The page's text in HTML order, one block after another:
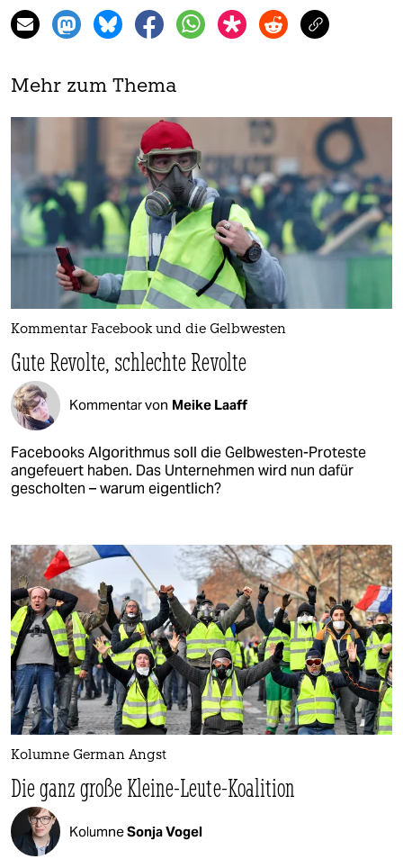
Mehr zum Thema
Kommentar Facebook und die Gelbwesten
Gute Revolte, schlechte Revolte
Kommentar von Meike Laaff
Facebooks Algorithmus soll die Gelbwesten-Proteste
angefeuert haben. Das Unternehmen wird nun dafür
gescholten – warum eigentlich?
Kolumne German Angst
Die ganz große Kleine-Leute-Koalition
KolumneSonja Vogel